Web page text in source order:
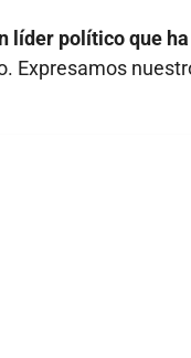
líder político que ha
Expresamos